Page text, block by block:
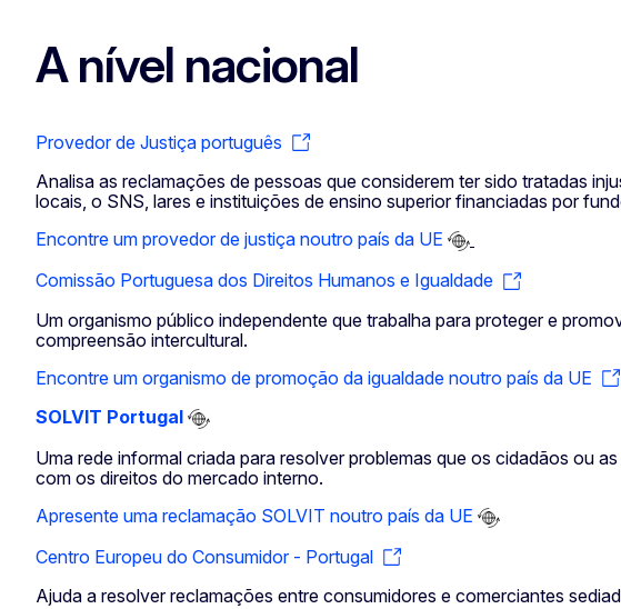
A nível nacional
Provedor de Justiça português
Analisa as reclamações de pessoas que considerem ter sido tratadas
locais, o SNS, lares e instituições de ensino superior financiadas por
Encontre um provedor de justiça noutro país da UE
Comissão Portuguesa dos Direitos Humanos e Igualdade
Um organismo público independente que trabalha para proteger e
compreensão intercultural.
Encontre um organismo de promoção da igualdade noutro país da UE
SOLVIT Portugal
Uma rede informal criada para resolver problemas que os cidadãos ou
com os direitos do mercado interno.
Apresente uma reclamação SOLVIT noutro país da UE
Centro Europeu do Consumidor - Portugal
Ajuda a resolver reclamações entre consumidores e comerciantes